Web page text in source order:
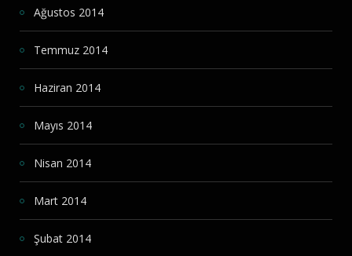
Ağustos 2014
Temmuz 2014
Haziran 2014
Mayıs 2014
Nisan 2014
Mart 2014
Şubat 2014